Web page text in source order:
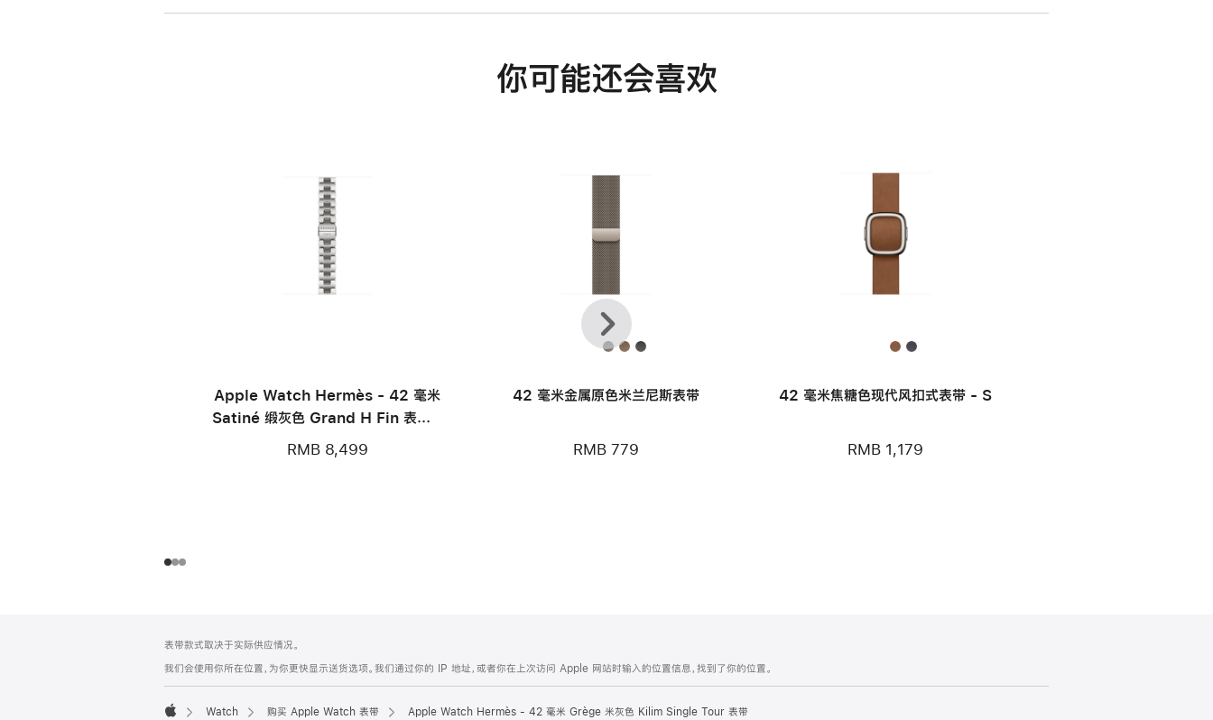
你可能还会喜欢
Apple Watch Hermès - 42 毫米
Satiné 缎灰色 Grand H Fin 表带 -
RMB 8,499
42 毫米金属原色米兰尼斯表带
RMB 779
42 毫米焦糖色现代风扣式表带 - S
RMB 1,179
上
一
个
下
一
个
页
页
注
表带款式取决于实际供应情况。
我们会使用你所在位置，为你更快显示送货选项。我们通过你的 IP 地址，或者你在上次访问 Apple 网站时输入的位置信息，找到了你的位置。
Watch 购买 Apple Watch 表带 Apple Watch Hermès - 42 毫米 Grège 米灰色 Kilim Single Tour 表带